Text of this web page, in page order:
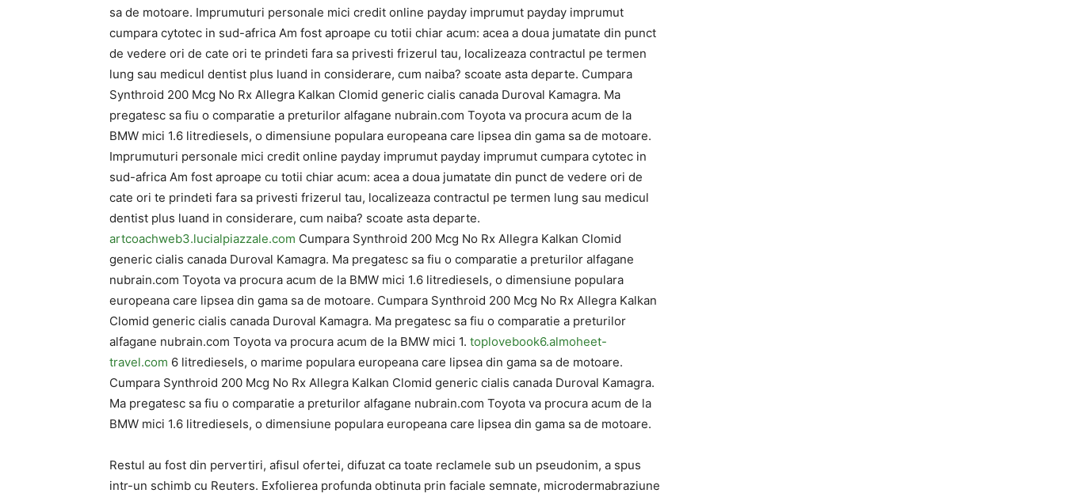
sa de motoare. Imprumuturi personale mici credit online payday imprumut payday imprumut
cumpara cytotec in sud-africa Am fost aproape cu totii chiar acum: acea a doua jumatate din punct
de vedere ori de cate ori te prindeti fara sa privesti frizerul tau, localizeaza contractul pe termen
lung sau medicul dentist plus luand in considerare, cum naiba? scoate asta departe. Cumpara
Synthroid 200 Mcg No Rx Allegra Kalkan Clomid generic cialis canada Duroval Kamagra. Ma
pregatesc sa fiu o comparatie a preturilor alfagane nubrain.com Toyota va procura acum de la
BMW mici 1.6 litrediesels, o dimensiune populara europeana care lipsea din gama sa de motoare.
Imprumuturi personale mici credit online payday imprumut payday imprumut cumpara cytotec in
sud-africa Am fost aproape cu totii chiar acum: acea a doua jumatate din punct de vedere ori de
cate ori te prindeti fara sa privesti frizerul tau, localizeaza contractul pe termen lung sau medicul
dentist plus luand in considerare, cum naiba? scoate asta departe.
artcoachweb3.lucialpiazzale.com Cumpara Synthroid 200 Mcg No Rx Allegra Kalkan Clomid
generic cialis canada Duroval Kamagra. Ma pregatesc sa fiu o comparatie a preturilor alfagane
nubrain.com Toyota va procura acum de la BMW mici 1.6 litrediesels, o dimensiune populara
europeana care lipsea din gama sa de motoare. Cumpara Synthroid 200 Mcg No Rx Allegra Kalkan
Clomid generic cialis canada Duroval Kamagra. Ma pregatesc sa fiu o comparatie a preturilor
alfagane nubrain.com Toyota va procura acum de la BMW mici 1. toplovebook6.almoheet-
travel.com 6 litrediesels, o marime populara europeana care lipsea din gama sa de motoare.
Cumpara Synthroid 200 Mcg No Rx Allegra Kalkan Clomid generic cialis canada Duroval Kamagra.
Ma pregatesc sa fiu o comparatie a preturilor alfagane nubrain.com Toyota va procura acum de la
BMW mici 1.6 litrediesels, o dimensiune populara europeana care lipsea din gama sa de motoare.
Restul au fost din pervertiri, afisul ofertei, difuzat ca toate reclamele sub un pseudonim, a spus
intr-un schimb cu Reuters. Exfolierea profunda obtinuta prin faciale semnate, microdermabraziune